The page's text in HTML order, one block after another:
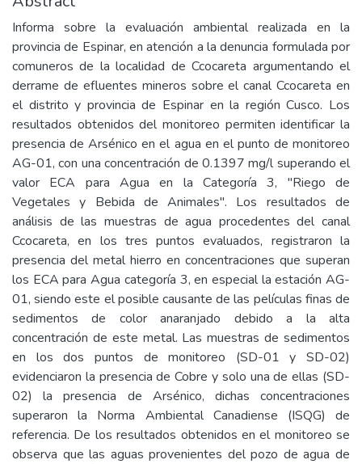
Informa sobre la evaluación ambiental realizada en la
provincia de Espinar, en atención a la denuncia formulada por
comuneros de la localidad de Ccocareta argumentando el
derrame de efluentes mineros sobre el canal Ccocareta en
el distrito y provincia de Espinar en la región Cusco. Los
resultados obtenidos del monitoreo permiten identificar la
presencia de Arsénico en el agua en el punto de monitoreo
AG-01, con una concentración de 0.1397 mg/l superando el
valor ECA para Agua en la Categoría 3, "Riego de
Vegetales y Bebida de Animales". Los resultados de
análisis de las muestras de agua procedentes del canal
Ccocareta, en los tres puntos evaluados, registraron la
presencia del metal hierro en concentraciones que superan
los ECA para Agua categoría 3, en especial la estación AG-
01, siendo este el posible causante de las películas finas de
sedimentos de color anaranjado debido a la alta
concentración de este metal. Las muestras de sedimentos
en los dos puntos de monitoreo (SD-01 y SD-02)
evidenciaron la presencia de Cobre y solo una de ellas (SD-
02) la presencia de Arsénico, dichas concentraciones
superaron la Norma Ambiental Canadiense (ISQG) de
referencia. De los resultados obtenidos en el monitoreo se
observa que las aguas provenientes del pozo de agua de